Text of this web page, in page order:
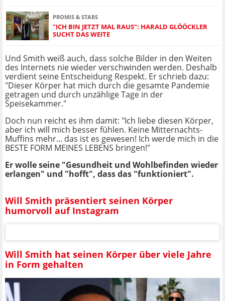
PROMIS & STARS
"ICH BIN JETZT MAL RAUS": HARALD GLÖÖCKLER
SUCHT DAS WEITE
Und Smith weiß auch, dass solche Bilder in den Weiten
des Internets nie wieder verschwinden werden. Deshalb
verdient seine Entscheidung Respekt. Er schrieb dazu:
"Dieser Körper hat mich durch die gesamte Pandemie
getragen und durch unzählige Tage in der
Speisekammer."
Doch nun reicht es ihm damit: "Ich liebe diesen Körper,
aber ich will mich besser fühlen. Keine Mitternachts-
Muffins mehr... das ist es gewesen! Ich werde mich in die
BESTE FORM MEINES LEBENS bringen!"
Er wolle seine "Gesundheit und Wohlbefinden wieder
erlangen" und "hofft", dass das "funktioniert".
Will Smith präsentiert seinen Körper
humorvoll auf Instagram
Will Smith hat seinen Körper über viele Jahre
in Form gehalten